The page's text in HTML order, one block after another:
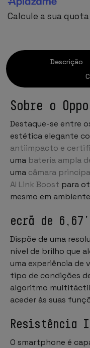
Calcule a sua quota
Descrição
Sobre o
Destaque-se entre
estética elegante
antiimpacto e
uma bateria ampla
uma câmara
AI Link Boost para
mesmo em
ecrã de
Dispõe de uma
nível de brilho que
uma experiência de
tipo de condições
algoritmo multitáctil
aceder às suas
Resistência
O smartphone é